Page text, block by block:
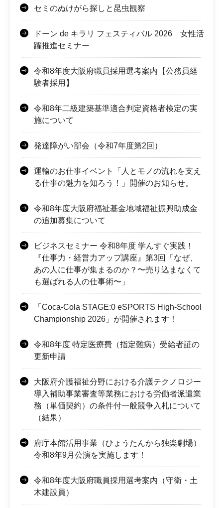
セミのぬけがら探しと昆虫観察
ドーン de キラリ フェスティバル 2026 女性活
躍推進セミナー
令和8年度大阪府職員採用選考案内【公務員経
験者採用】
令和8年二級建築基準適合判定資格者検定の実
施について
発達障がい部会（令和7年度第2回）
運輸のお仕事イベント「人とモノの流れを支え
る仕事の魅力を知ろう！」開催のお知らせ。
令和8年度大阪府福祉基金地域福祉振興助成金
の追加募集について
ビジネスセミナー 令和8年度 学んすぐ実践！
『仕事力・経営力アップ講座』第3回「なぜ、
あの人に仕事が集まるのか？〜売り込まなくて
も選ばれる人の仕事術〜」
「Coca-Cola STAGE:0 eSPORTS High-School
Championship 2026」が開催されます！
令和8年度 特定医療費（指定難病）受給者証の
更新申請
大阪府介護福祉分野における介護テクノロジー
導入補助事業審査等業務における労働者派遣業
務（単価契約）の条件付一般競争入札について
（結果）
府庁本館活用事業（ひょうたんから独楽劇場）
令和8年9月公演を実施します！
令和8年度大阪府職員採用選考案内（守衛・土
木建設員）